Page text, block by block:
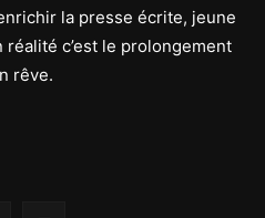
la presse écrite, jeune
c’est le prolongement
rêve.